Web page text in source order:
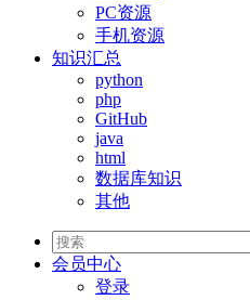
PC资源
手机资源
知识汇总
python
php
GitHub
java
html
数据库知识
其他
会员中心
登录